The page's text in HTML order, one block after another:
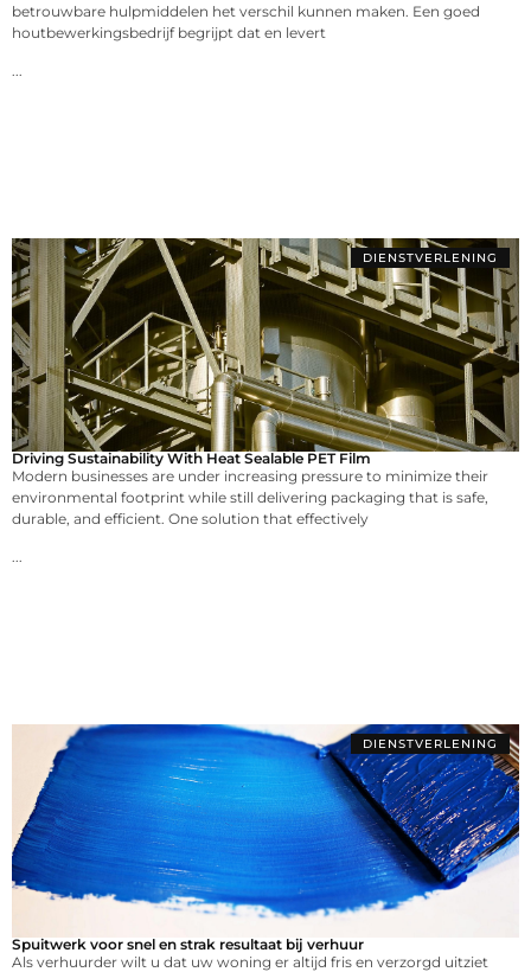
betrouwbare hulpmiddelen het verschil kunnen maken. Een goed
houtbewerkingsbedrijf begrijpt dat en levert
...
DIENSTVERLENING
Driving Sustainability With Heat Sealable PET Film
Modern businesses are under increasing pressure to minimize their
environmental footprint while still delivering packaging that is safe,
durable, and efficient. One solution that effectively
...
DIENSTVERLENING
Spuitwerk voor snel en strak resultaat bij verhuur
Als verhuurder wilt u dat uw woning er altijd fris en verzorgd uitziet